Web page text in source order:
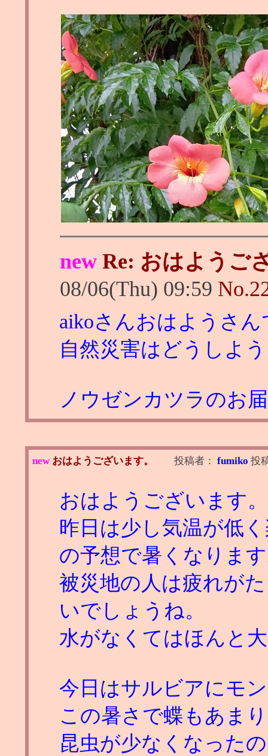
new Re: おはようご
08/06(Thu) 09:59 No.
aikoさんおはようさん
自然災害はどうしよ
ノウゼンカツラのお
new おはようございます。 投稿者： fumiko 投
おはようございます。
昨日は少し気温が低
の予想で暑くなりま
被災地の人は疲れが
いでしょうね。
水がなくてはほんと
今日はサルビアにモ
この暑さで蝶もあま
昆虫が少なくなった